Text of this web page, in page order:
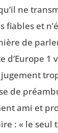
ne
fiables et
de
d’Europe 1
de
ami et
: « le seul